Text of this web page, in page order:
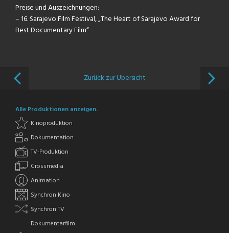
Preise und Auszeichnungen:
– 16. Sarajevo Film Festival, „The Heart of Sarajevo Award for
Best Documentary Film“
Zurück zur Übersicht
Alle Produktionen anzeigen.
Kinoproduktion
Dokumentation
TV-Produktion
Crossmedia
Animation
Synchron Kino
Synchron TV
Dokumentarfilm